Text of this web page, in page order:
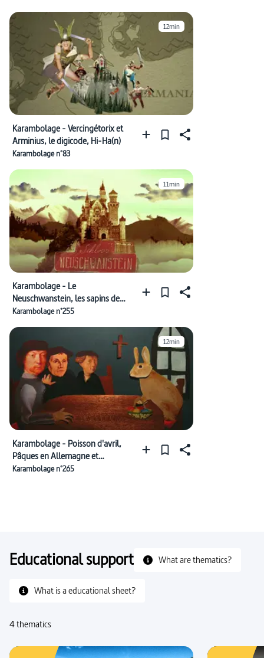
12min
Karambolage - Vercingétorix et
Arminius, le digicode, Hi-Ha(n)
Karambolage n°83
11min
Karambolage - Le
Neuschwanstein, les sapins de
Noël et la lettre "œ"
Karambolage n°255
12min
Karambolage - Poisson d'avril,
Pâques en Allemagne et
"Tanzverbot", interdiction de
Karambolage n°265
Educational support What are thematics?
What is a educational sheet?
4 thematics